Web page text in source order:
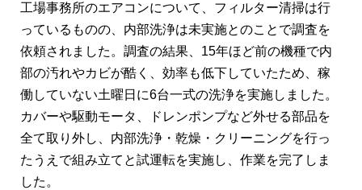
工場事務所のエアコンについて、フィルター清掃は行
っているものの、内部洗浄は未実施とのことで調査を
依頼されました。調査の結果、15年ほど前の機種で内
部の汚れやカビが酷く、効率も低下していたため、稼
働していない土曜日に6台一式の洗浄を実施しました。
カバーや駆動モータ、ドレンポンプなど外せる部品を
全て取り外し、内部洗浄・乾燥・クリーニングを行っ
たうえで組み立てと試運転を実施し、作業を完了しま
した。